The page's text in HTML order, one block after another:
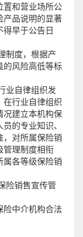
置和营业场所公
产品说明的显著
早于公告日
制度，根据产
的风险高低等标
业自律组织发
在行业自律组织
况建立本机构保
的专业知识、
，对所属保险销
管理制度相衔
属各等级保险销
险销售宣传管
险中介机构合法